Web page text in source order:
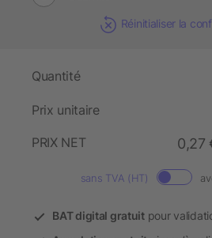
Réinitialiser la
Quantité
Prix unitaire
PRIX NET
0,27
sans TVA (HT)
BAT digital gratuitpour